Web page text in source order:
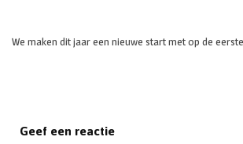
We maken dit jaar een nieuwe start met op de
Geef een reactie